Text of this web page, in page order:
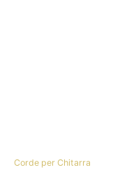
Corde per Chitarra